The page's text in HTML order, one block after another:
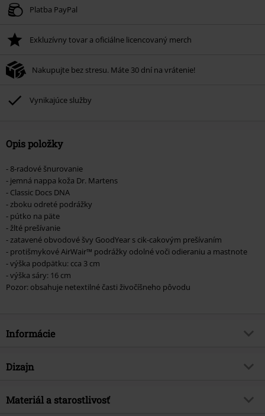
Platné do 8/9/26
Po zadaní kódu v košíku, sa zľava uplatní automaticky.
Nemožno kombinovať s inými akciovými kódmi. Zľava sa nevzťahuje na:
knihy, médiá, vstupenky, Rammstein, (Till) Lindemann, Böhse Onkelz,
ktorých kúpou podporíte nadáciu.
Platba PayPal
Exkluzívny tovar a oficiálne licencovaný merch
Nakupujte bez stresu. Máte 30 dní na vrátenie!
Vynikajúce služby
Opis položky
- 8-radové šnurovanie
- jemná nappa koža Dr. Martens
- Classic Docs DNA
- zboku odreté podrážky
- pútko na päte
- žlté prešívanie
- zatavené obvodové švy GoodYear s cik-cakovým prešívaním
- protišmykové AirWair™ podrážky odolné voči odieraniu a mastnote
- výška podpätku: cca 3 cm
- výška sáry: 16 cm
Pozor: obsahuje netextilné časti živočíšneho pôvodu
Informácie
Tovar č.
Brand
Dizajn
Typ výrobku
Materiál a starostlivosť